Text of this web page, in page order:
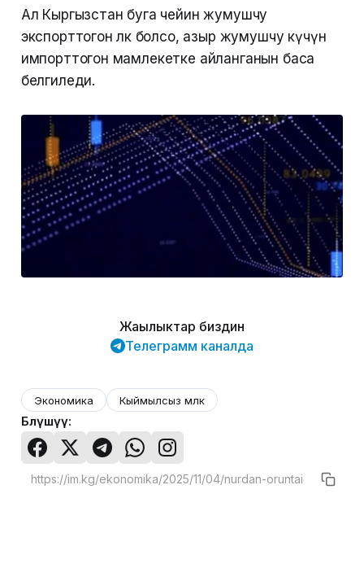
Ал Кыргызстан буга чейин жумушчу
экспорттогон өлкө болсо, азыр жумушчу күчүн
импорттогон мамлекетке айланганын баса
белгиледи.
Жаңылыктар биздин
Телеграмм каналда
Экономика Кыймылсыз мүлк
Бөлүшүү: